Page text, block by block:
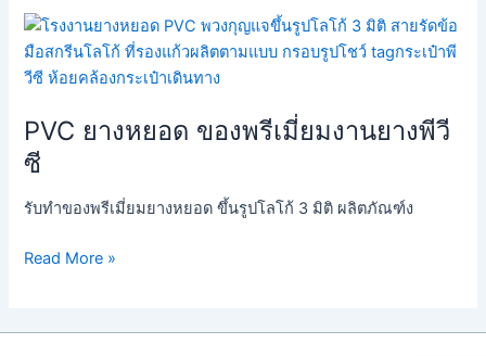
ออกแบบ
เอง
ได้
PVC ยางหยอด ของพรีเมี่ยมงานยางพีวี
ซี
รับทำของพรีเมี่ยมยางหยอด ขึ้นรูปโลโก้ 3 มิติ ผลิตภัณฑ์ง
PVC
ยาง
หยอด
พรี
เมี่
งาน
พี
Read More »